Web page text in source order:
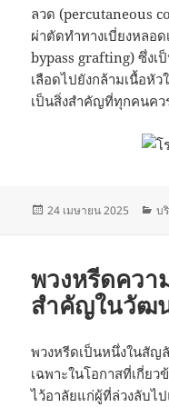
ลวด (percutaneous
ผ่าตัดทำทางเบี่ยงหลอ
bypass grafting) ซึ่งเ
เลือดไปยังกล้ามเนื้อหั
เป็นสิ่งสำคัญที่ทุกคนค
เขียน
24 เมษายน 2025
ห
บ
พวงหรีดควา
สำคัญในวัฒ
พวงหรีดเป็นหนึ่งในสั
เฉพาะในโอกาสที่เกี่ย
ไว้อาลัยแก่ผู้ที่ล่วงลับไ